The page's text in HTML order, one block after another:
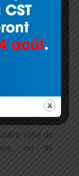
emploi
un
il n’y
du CQP
suite de
ou de